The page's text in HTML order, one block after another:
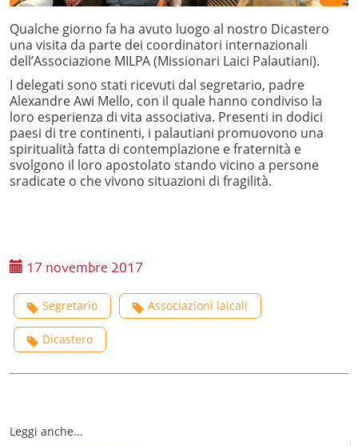
Qualche giorno fa ha avuto luogo al nostro Dicastero
una visita da parte dei coordinatori internazionali
dell’Associazione MILPA (Missionari Laici Palautiani).
I delegati sono stati ricevuti dal segretario, padre
Alexandre Awi Mello, con il quale hanno condiviso la
loro esperienza di vita associativa. Presenti in dodici
paesi di tre continenti, i palautiani promuovono una
spiritualità fatta di contemplazione e fraternità e
svolgono il loro apostolato stando vicino a persone
sradicate o che vivono situazioni di fragilità.
17 novembre 2017
Segretario Associazioni laicali
Dicastero
Leggi anche...